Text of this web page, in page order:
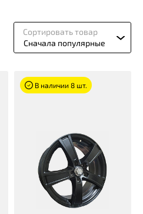
Сортировать товар
Сначала популярные
В наличии 8 шт.